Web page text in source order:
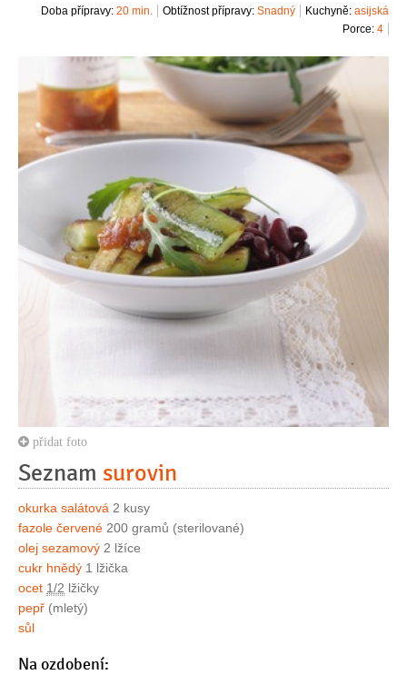
Kuchyně: asijská
Obtížnost přípravy: Snadný
Doba přípravy: 20 min.
Porce: 4
přidat foto
Seznam surovin
okurka salátová 2 kusy
fazole červené 200 gramů (sterilované)
olej sezamový 2 lžíce
cukr hnědý 1 lžička
ocet 1/2 lžičky
pepř (mletý)
sůl
Na ozdobení: